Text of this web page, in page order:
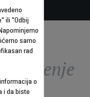
ili "Odbij
samo
rad
o
i da biste